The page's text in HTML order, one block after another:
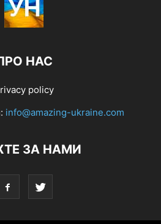
НАС
policy
info@amazing-ukraine.com
ЗА НАМИ